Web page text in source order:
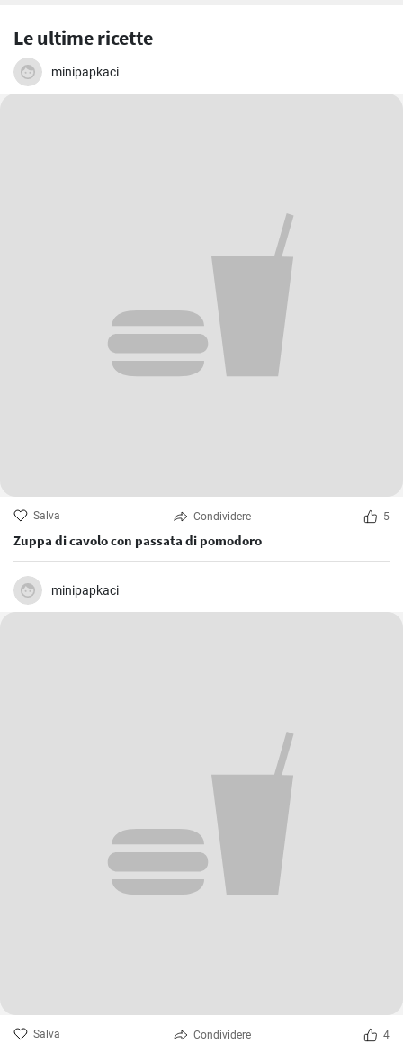
Le ultime ricette
minipapkaci
Salva Condividere 5
Zuppa di cavolo con passata di pomodoro
minipapkaci
Salva Condividere 4